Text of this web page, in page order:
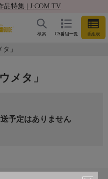
品特集 | J:COM TV
CS番組一覧 番組表
検索
」
メタ」
予定はありません